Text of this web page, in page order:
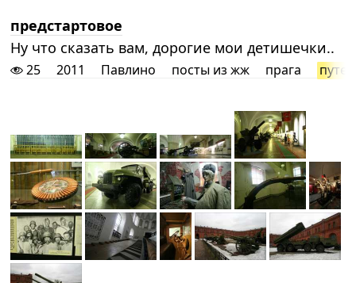
предстартовое
Ну что сказать вам, дорогие мои детишечки..
25 2011 Павлино посты из жж прага